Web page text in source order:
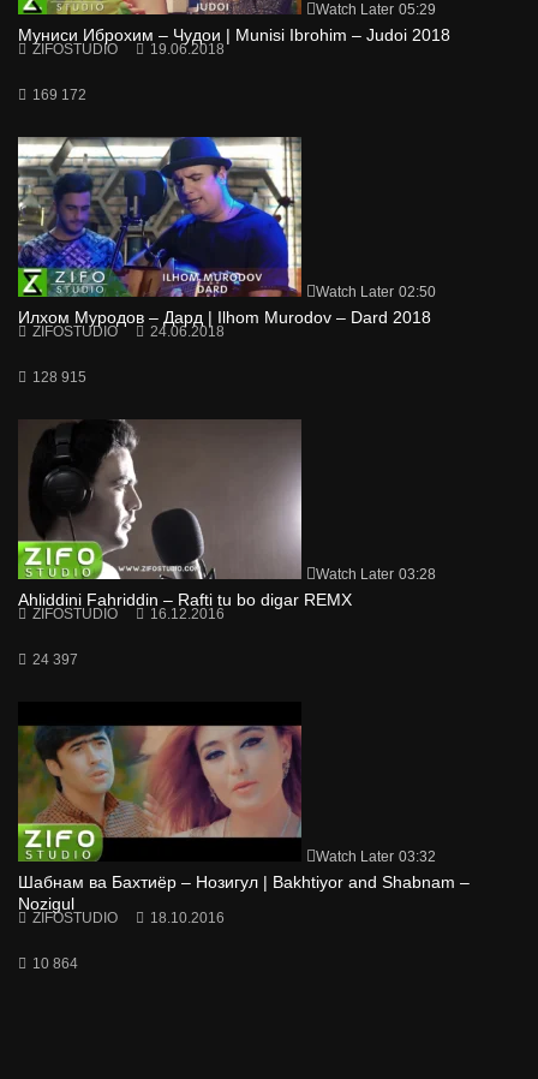
Watch Later 05:29
Муниси Иброхим – Чудои | Munisi Ibrohim – Judoi 2018
ZIFOSTUDIO 19.06.2018
169 172
Watch Later 02:50
Илхом Муродов – Дард | Ilhom Murodov – Dard 2018
ZIFOSTUDIO 24.06.2018
128 915
Watch Later 03:28
Ahliddini Fahriddin – Rafti tu bo digar REMX
ZIFOSTUDIO 16.12.2016
24 397
Watch Later 03:32
Шабнам ва Бахтиёр – Нозигул | Bakhtiyor and Shabnam –
Nozigul
ZIFOSTUDIO 18.10.2016
10 864